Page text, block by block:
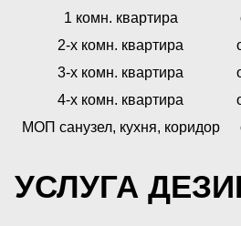
1 комн. квартира
2-х комн. квартира
3-х комн. квартира
4-х комн. квартира
МОП санузел, кухня, коридор
УСЛУГА